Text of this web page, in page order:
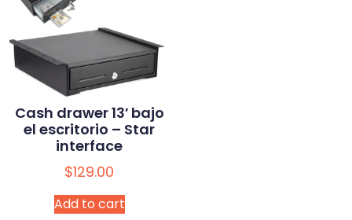
Cash drawer 13′ bajo
el escritorio – Star
interface
$129.00
Add to cart